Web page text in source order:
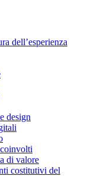
dell’esperienza
design
di valore
costitutivi del